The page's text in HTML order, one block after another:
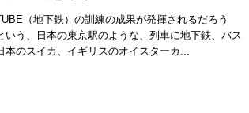
（地下鉄）の訓練の成果が発揮されるだろう
う、日本の東京駅のような、列車に地下鉄、バス
のスイカ、イギリスのオイスターカ...